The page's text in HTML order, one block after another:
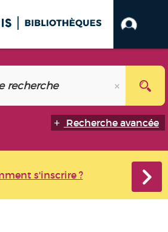
Recherche avancée
s'inscrire ?